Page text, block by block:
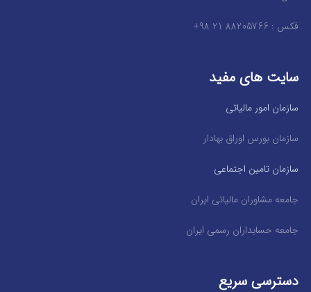
فکس : 88205766 21 98+
سایت های مفید
سازمان امور مالیاتی
سازمان بورس اوراق بهادار
سازمان تامین اجتماعی
جامعه مشاوران مالیاتی ایران
جامعه حسابداران رسمی ایران
دسترسی سریع